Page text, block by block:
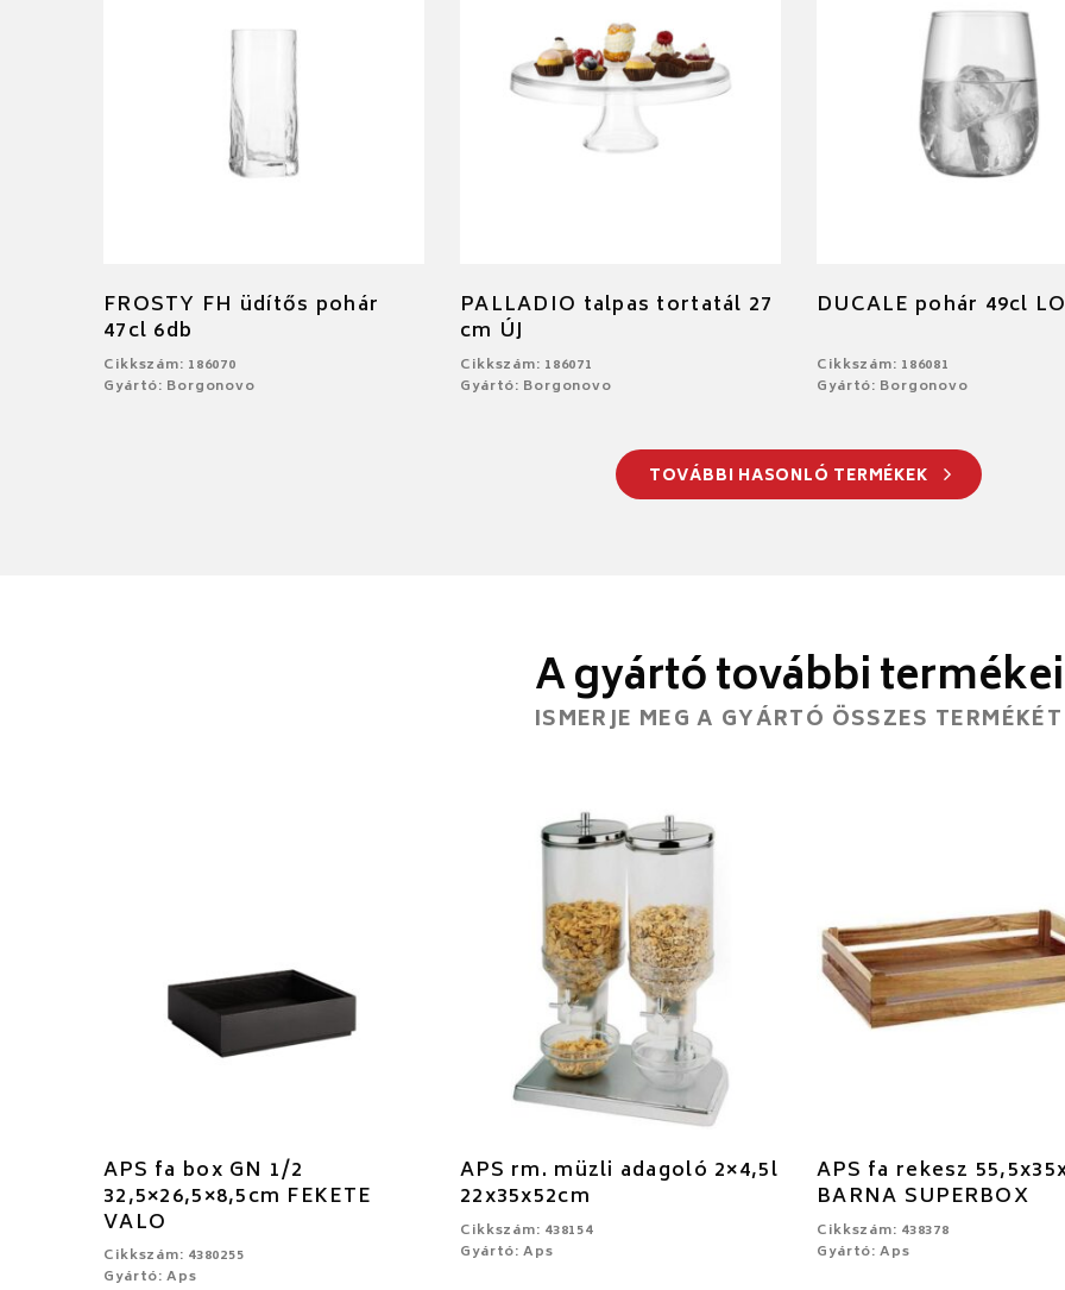
FROSTY FH üdítős pohár
47cl 6db
Cikkszám: 186070
Gyártó: Borgonovo
PALLADIO talpas tortatál 27
cm ÚJ
Cikkszám: 186071
Gyártó: Borgonovo
DUCALE pohár 49cl
Cikkszám: 186081
Gyártó: Borgonovo
TOVÁBBI HASONLÓ TERMÉKEK
A gyártó további termékei
ISMERJE MEG A GYÁRTÓ ÖSSZES TERMÉKÉT
APS fa box GN 1/2
32,5×26,5×8,5cm FEKETE
VALO
Cikkszám: 4380255
Gyártó: Aps
APS rm. müzli adagoló 2×4,5l
22x35x52cm
Cikkszám: 438154
Gyártó: Aps
APS fa rekesz
BARNA SUPERBOX
Cikkszám: 438378
Gyártó: Aps